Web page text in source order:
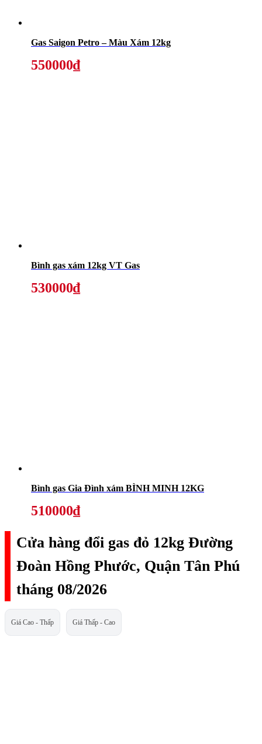
Gas Saigon Petro – Màu Xám 12kg
550000₫
Bình gas xám 12kg VT Gas
530000₫
Bình gas Gia Đình xám BÌNH MINH 12KG
510000₫
Cửa hàng đổi gas đỏ 12kg Đường
Đoàn Hồng Phước, Quận Tân Phú
tháng 08/2026
Giá Cao - Thấp Giá Thấp - Cao